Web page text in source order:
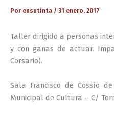
Por ensutinta / 31 enero, 2017
Taller dirigido a personas
y con ganas de actuar.
Corsario).
Sala Francisco de Cossío
Municipal de Cultura – C/